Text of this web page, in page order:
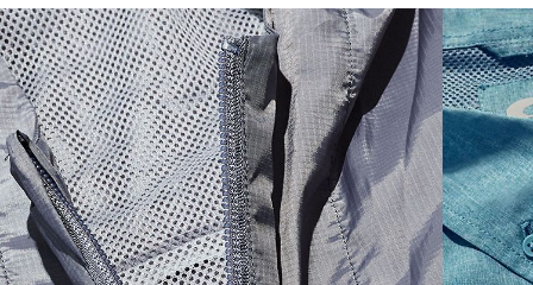
SIZES 1. CHEST 2. HIPS LENGTH 3. SLEEVE LENGTH
S 20 27 3/4 26
M 21 28 3/4 26 1/2
L 22 29 3/4 27